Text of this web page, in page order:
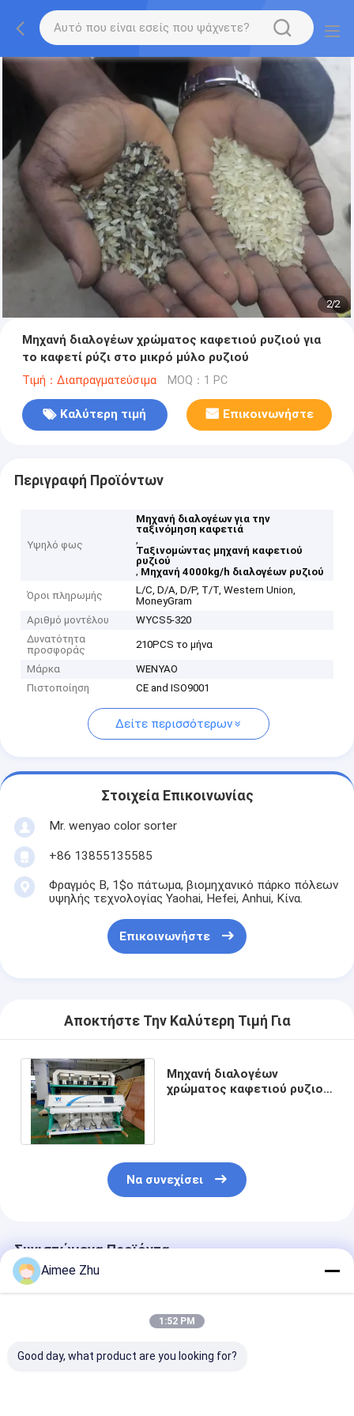
2/2
Μηχανή διαλογέων χρώματος καφετιού ρυζιού για
το καφετί ρύζι στο μικρό μύλο ρυζιού
Τιμή：Διαπραγματεύσιμα MOQ：1 PC
Καλύτερη τιμή Επικοινωνήστε
Περιγραφή Προϊόντων
Υψηλό φως
Μηχανή διαλογέων για την
ταξινόμηση καφετιά
,
Ταξινομώντας μηχανή καφετιού
ρυζιού
, Μηχανή 4000kg/h διαλογέων ρυζιού
Όροι πληρωμής
L/C, D/A, D/P, T/T, Western Union,
MoneyGram
Αριθμό μοντέλου
WYCS5-320
Δυνατότητα
προσφοράς
210PCS το μήνα
Μάρκα
WENYAO
Πιστοποίηση
CE and ISO9001
Δείτε περισσότερων
Στοιχεία Επικοινωνίας
Mr. wenyao color sorter
+86 13855135585
Φραγμός Β, 1$ο πάτωμα, βιομηχανικό πάρκο πόλεων
υψηλής τεχνολογίας Yaohai, Hefei, Anhui, Κίνα.
Επικοινωνήστε
Αποκτήστε Την Καλύτερη Τιμή Για
Μηχανή διαλογέων
χρώματος καφετιού ρυζιού
Να συνεχίσει
Συνιστώμενα Προϊόντα
Aimee Zhu
1:52 PM
Good day, what product are you looking for?